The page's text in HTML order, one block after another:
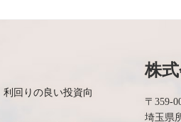
回りの良い投資向
株
〒359-
埼玉県